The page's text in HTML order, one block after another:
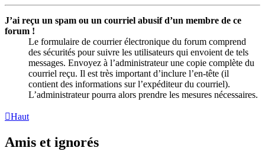
J’ai reçu un spam ou un courriel abusif d’un membre de ce
forum !
Le formulaire de courrier électronique du forum comprend
des sécurités pour suivre les utilisateurs qui envoient de tels
messages. Envoyez à l’administrateur une copie complète du
courriel reçu. Il est très important d’inclure l’en-tête (il
contient des informations sur l’expéditeur du courriel).
L’administrateur pourra alors prendre les mesures nécessaires.
Haut
Amis et ignorés